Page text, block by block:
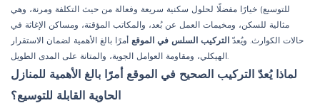
للتوسيع) خيارًا مفضلًا لحلول سكنية سريعة وفعالة من حيث التكلفة ومرنة، وهي
مثالية للسكن، ومخيمات العمل عن بُعد، والمكاتب المؤقتة، ومساكن الإغاثة في
حالات الكوارث. ويُعدّ التركيب السلس في الموقع أمرًا بالغ الأهمية لضمان الاستقرار
الهيكلي، ومقاومة العوامل الجوية، والمتانة على المدى الطويل.
لماذا يُعدّ التركيب الصحيح في الموقع أمرًا بالغ الأهمية للمنازل
الحاوية القابلة للتوسيع؟